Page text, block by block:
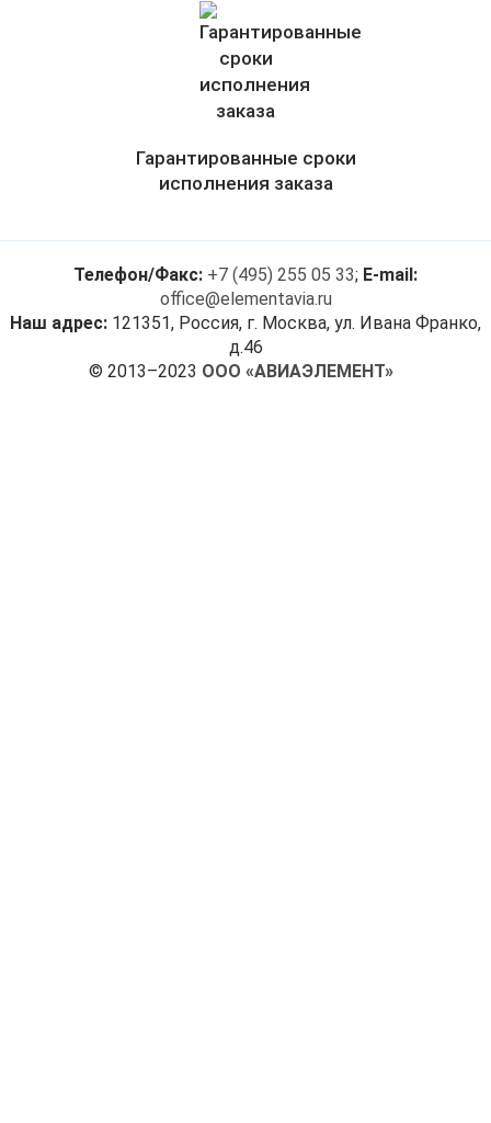
Гарантированные сроки
исполнения заказа
Телефон/Факс: +7 (495) 255 05 33; E-mail:
office@elementavia.ru
Наш адрес: 121351, Россия, г. Москва, ул. Ивана Франко,
д.46
© 2013–2023 ООО «АВИАЭЛЕМЕНТ»